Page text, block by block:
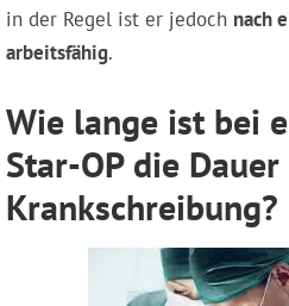
in der Regel ist er jedoch nach
arbeitsfähig.
Wie lange ist bei
Star-OP die
Krankschreibung?